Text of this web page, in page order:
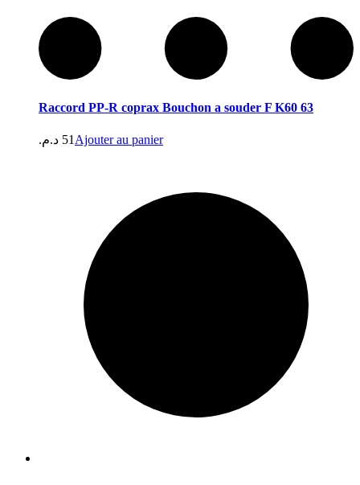
Raccord PP-R coprax Bouchon a souder F K60 63
51 د.م. Ajouter au panier